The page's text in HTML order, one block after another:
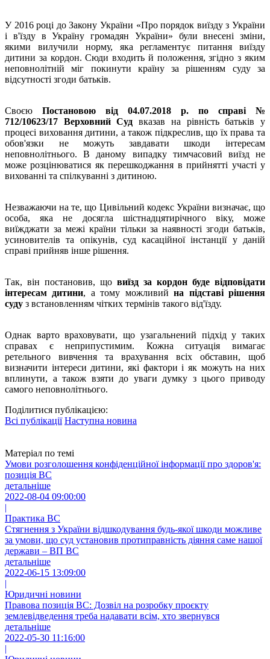
У 2016 році до Закону України «Про порядок виїзду з України
і в'їзду в Україну громадян України» були внесені зміни,
якими вилучили норму, яка регламентує питання виїзду
дитини за кордон. Сюди входить й положення, згідно з яким
неповнолітній міг покинути країну за рішенням суду за
відсутності згоди батьків.
Своєю Постановою від 04.07.2018 р. по справі №
712/10623/17 Верховний Суд вказав на рівність батьків у
процесі виховання дитини, а також підкреслив, що їх права та
обов'язки не можуть завдавати шкоди інтересам
неповнолітнього. В даному випадку тимчасовий виїзд не
може розцінюватися як перешкоджання в прийнятті участі у
вихованні та спілкуванні з дитиною.
Незважаючи на те, що Цивільний кодекс України визначає, що
особа, яка не досягла шістнадцятирічного віку, може
виїжджати за межі країни тільки за наявності згоди батьків,
усиновителів та опікунів, суд касаційної інстанції у даній
справі прийняв інше рішення.
Так, він постановив, що виїзд за кордон буде відповідати
інтересам дитини, а тому можливийна підставі рішення
суду з встановленням чітких термінів такого від'їзду.
Однак варто враховувати, що узагальнений підхід у таких
справах є неприпустимим. Кожна ситуація вимагає
ретельного вивчення та врахування всіх обставин, щоб
визначити інтереси дитини, які фактори і як можуть на них
вплинути, а також взяти до уваги думку з цього приводу
самого неповнолітнього.
Поділитися публікацією:
Всі публікації Наступна новина
Матеріал по темі
Умови розголошення конфіденційної інформації про здоров'я:
позиція ВС
детальніше
2022-08-04 09:00:00
|
Практика ВС
Стягнення з України відшкодування будь-якої шкоди можливе
за умови, що суд установив протиправність діяння саме нашої
держави – ВП ВС
детальніше
2022-06-15 13:09:00
|
Юридичні новини
Правова позиція ВС: Дозвіл на розробку проєкту
землевідведення треба надавати всім, хто звернувся
детальніше
2022-05-30 11:16:00
|